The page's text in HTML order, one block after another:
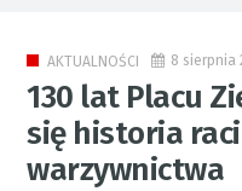
AKTUALNOŚCI 8 sierpnia
130 lat Placu
się historia
warzywnictwa